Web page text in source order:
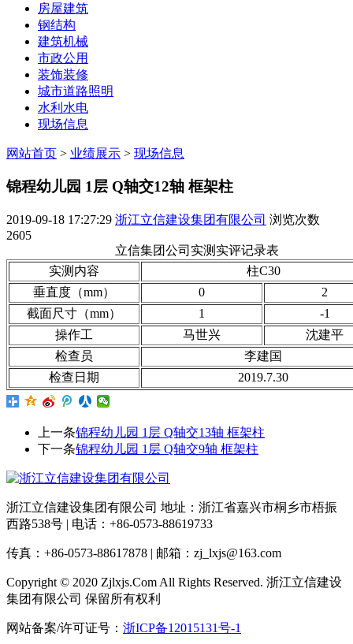
房屋建筑
钢结构
建筑机械
市政公用
装饰装修
城市道路照明
水利水电
现场信息
网站首页 > 业绩展示 > 现场信息
锦程幼儿园 1层 Q轴交12轴 框架柱
2019-09-18 17:27:29 浙江立信建设集团有限公司 浏览次数
2605
立信集团公司实测实评记录表
实测内容
柱C30
垂直度（mm）
0
2
截面尺寸（mm）
1
-1
操作工
马世兴
沈建平
检查员
李建国
检查日期
2019.7.30
上一条锦程幼儿园 1层 Q轴交13轴 框架柱
下一条锦程幼儿园 1层 Q轴交9轴 框架柱
浙江立信建设集团有限公司 地址：浙江省嘉兴市桐乡市梧振
西路538号 | 电话：+86-0573-88619733
传真：+86-0573-88617878 | 邮箱：zj_lxjs@163.com
Copyright © 2020 Zjlxjs.Com All Rights Reserved. 浙江立信建设
集团有限公司 保留所有权利
网站备案/许可证号： 浙ICP备12015131号-1